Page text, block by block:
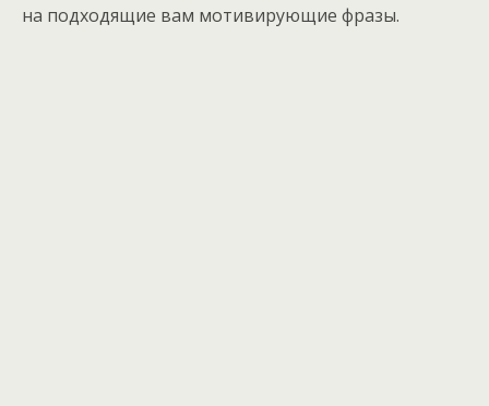
на подходящие вам мотивирующие фразы.